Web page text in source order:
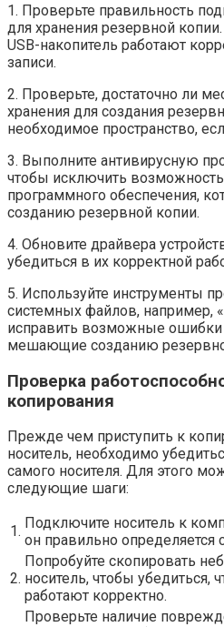
1. Проверьте правильность
для хранения резервной
USB-накопитель работают
записи.
2. Проверьте, достаточно ли
хранения для создания
необходимое пространство,
3. Выполните антивирусную
чтобы исключить
программного обеспечения,
созданию резервной копии.
4. Обновите драйвера
убедиться в их корректной
5. Используйте инструменты
системных файлов, например,
исправить возможные
мешающие созданию
Проверка
копирования
Прежде чем приступить к
носитель, необходимо
самого носителя. Для этого
следующие шаги:
1. Подключите носитель к
он правильно определяется
2.
Попробуйте скопировать
носитель, чтобы убедиться,
работают корректно.
Проверьте наличие